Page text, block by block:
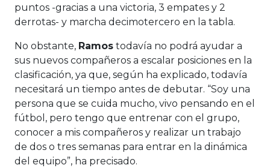
puntos -gracias a una victoria, 3 empates y 2
derrotas- y marcha decimotercero en la tabla.
No obstante, Ramos todavía no podrá ayudar a
sus nuevos compañeros a escalar posiciones en la
clasificación, ya que, según ha explicado, todavía
necesitará un tiempo antes de debutar. “Soy una
persona que se cuida mucho, vivo pensando en el
fútbol, pero tengo que entrenar con el grupo,
conocer a mis compañeros y realizar un trabajo
de dos o tres semanas para entrar en la dinámica
del equipo”, ha precisado.